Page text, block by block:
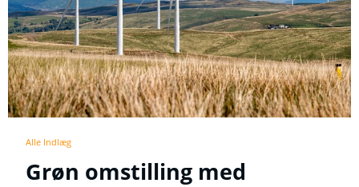
Alle Indlæg
Grøn omstilling med